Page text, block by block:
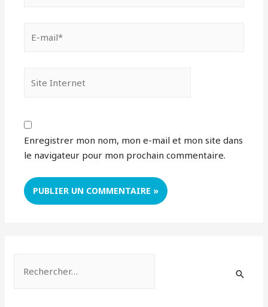
mail*
Internet
Enregistrer mon nom, mon e-mail et mon site dans
le navigateur pour mon prochain commentaire.